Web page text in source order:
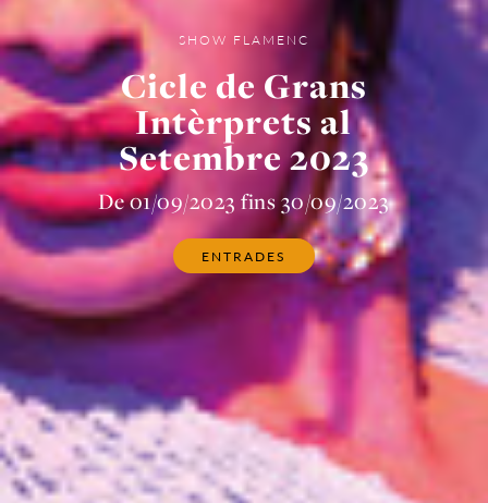
SHOW FLAMENC
Cicle de Grans
Intèrprets al
Setembre 2023
De 01/09/2023 fins 30/09/2023
ENTRADES